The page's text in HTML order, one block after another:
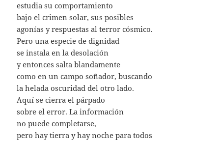
estudia su comportamiento
bajo el crimen solar, sus posibles
agonías y respuestas al terror cósmico.
Pero una especie de dignidad
se instala en la desolación
y entonces salta blandamente
como en un campo soñador, buscando
la helada oscuridad del otro lado.
Aquí se cierra el párpado
sobre el error. La información
no puede completarse,
pero hay tierra y hay noche para todos